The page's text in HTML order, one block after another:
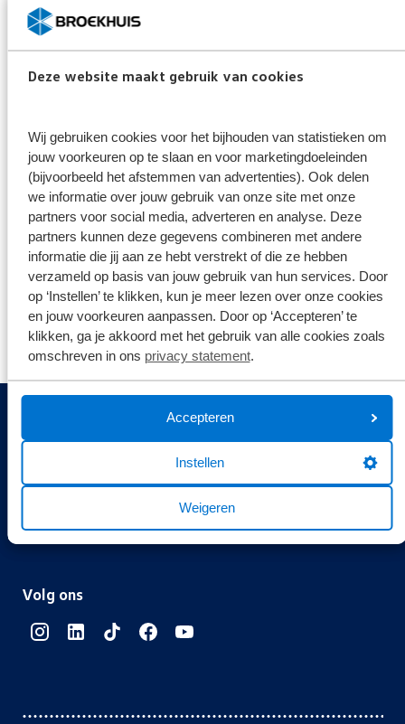
Deze website maakt gebruik van cookies
Wij gebruiken cookies voor het bijhouden van statistieken om
jouw voorkeuren op te slaan en voor marketingdoeleinden
(bijvoorbeeld het afstemmen van advertenties). Ook delen
we informatie over jouw gebruik van onze site met onze
partners voor social media, adverteren en analyse. Deze
partners kunnen deze gegevens combineren met andere
informatie die jij aan ze hebt verstrekt of die ze hebben
verzameld op basis van jouw gebruik van hun services. Door
op ‘Instellen’ te klikken, kun je meer lezen over onze cookies
en jouw voorkeuren aanpassen. Door op ‘Accepteren’ te
klikken, ga je akkoord met het gebruik van alle cookies zoals
omschreven in ons privacy statement.
Accepteren
Instellen
Weigeren
Opmerking/vraag
Ik ga er mee akkoord dat mijn gegevens enkel worden
opgeslagen en gebruikt voor de doeleinden van dit formulier.
Mijn gegevens worden niet aan derden ter beschikking
gesteld. Meer weten?
Bekijk ons privacy statement
Verzenden
Gemiddelde klantwaardering
9.1
Bekijk hier de reviews
van
sterren
Volg ons